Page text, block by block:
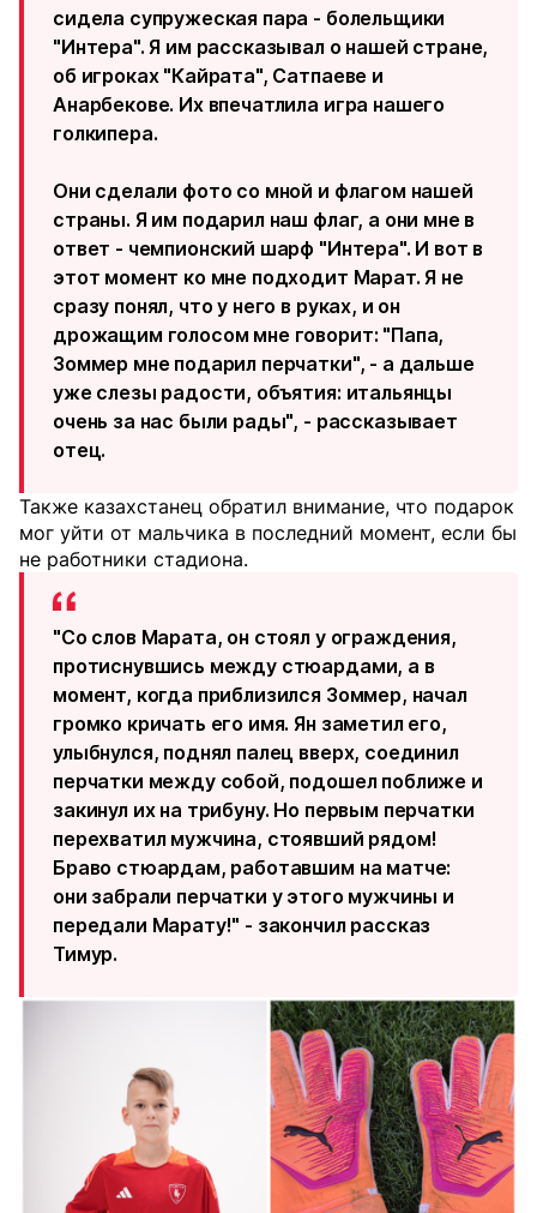
сидела супружеская пара - болельщики
"Интера". Я им рассказывал о нашей стране,
об игроках "Кайрата", Сатпаеве и
Анарбекове. Их впечатлила игра нашего
голкипера.
Они сделали фото со мной и флагом нашей
страны. Я им подарил наш флаг, а они мне в
ответ - чемпионский шарф "Интера". И вот в
этот момент ко мне подходит Марат. Я не
сразу понял, что у него в руках, и он
дрожащим голосом мне говорит: "Папа,
Зоммер мне подарил перчатки", - а дальше
уже слезы радости, объятия: итальянцы
очень за нас были рады", - рассказывает
отец.
Также казахстанец обратил внимание, что подарок
мог уйти от мальчика в последний момент, если бы
не работники стадиона.
"Со слов Марата, он стоял у ограждения,
протиснувшись между стюардами, а в
момент, когда приблизился Зоммер, начал
громко кричать его имя. Ян заметил его,
улыбнулся, поднял палец вверх, соединил
перчатки между собой, подошел поближе и
закинул их на трибуну. Но первым перчатки
перехватил мужчина, стоявший рядом!
Браво стюардам, работавшим на матче:
они забрали перчатки у этого мужчины и
передали Марату!" - закончил рассказ
Тимур.